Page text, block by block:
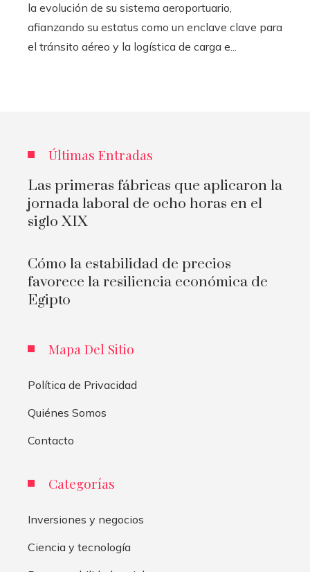
la evolución de su sistema aeroportuario,
afianzando su estatus como un enclave clave para
el tránsito aéreo y la logística de carga e...
Últimas Entradas
Las primeras fábricas que aplicaron la
jornada laboral de ocho horas en el
siglo XIX
Cómo la estabilidad de precios
favorece la resiliencia económica de
Egipto
Mapa Del Sitio
Política de Privacidad
Quiénes Somos
Contacto
Categorías
Inversiones y negocios
Ciencia y tecnología